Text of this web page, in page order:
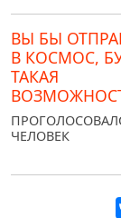
ВЫ БЫ
В КОСМОС,
ТАКАЯ
ЧЕЛОВЕК